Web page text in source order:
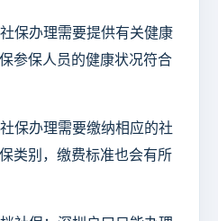
保办理需要提供有关健康
参保人员的健康状况符合
保办理需要缴纳相应的社
类别，缴费标准也会有所